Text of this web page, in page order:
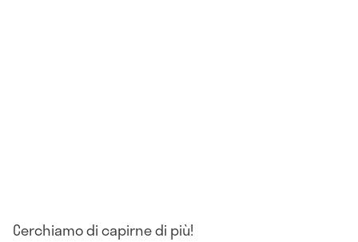
Cerchiamo di capirne di più!